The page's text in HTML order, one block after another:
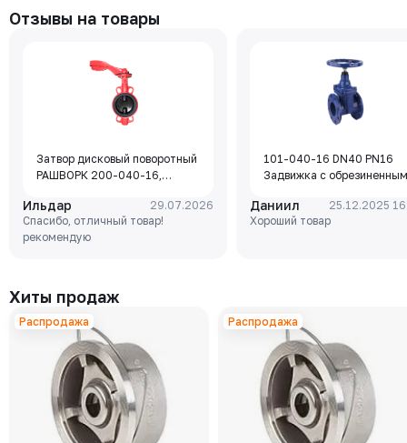
Отзывы на товары
Затвор дисковый поворотный
РАШВОРК 200-040-16,
250 (GG25), диск - GJS-400-
15 (GGG40), уплотнение -
EPDM, М/Ф, рукоятка
Ильдар
29.07.2026
Спасибо, отличный товар!
рекомендую
101-040-16 DN40 PN16
Задвижка с обрезиненным
чугун, клин-EPDM,
Tmax=110°C Ф/Ф
Даниил
25.12.2025
Хороший товар
Хиты продаж
Распродажа Распродажа